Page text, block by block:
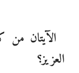
الآيتان
العزيز؟